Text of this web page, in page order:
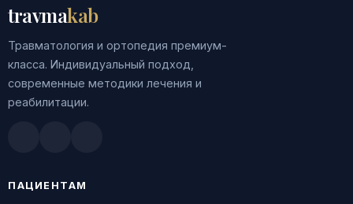
travmakab
Травматология и ортопедия премиум-
класса. Индивидуальный подход,
современные методики лечения и
реабилитации.
ПАЦИЕНТАМ